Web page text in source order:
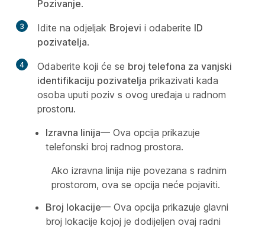
Pozivanje.
3 Idite na odjeljak Brojevi i odaberite ID
pozivatelja.
4 Odaberite koji će se broj telefona za vanjski
identifikaciju pozivatelja prikazivati kada
osoba uputi poziv s ovog uređaja u radnom
prostoru.
Izravna linija— Ova opcija prikazuje
telefonski broj radnog prostora.
Ako izravna linija nije povezana s radnim
prostorom, ova se opcija neće pojaviti.
Broj lokacije— Ova opcija prikazuje glavni
broj lokacije kojoj je dodijeljen ovaj radni